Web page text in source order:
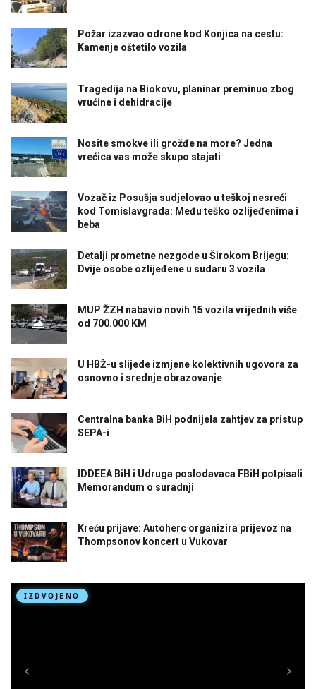
Požar izazvao odrone kod Konjica na cestu:
Kamenje oštetilo vozila
Tragedija na Biokovu, planinar preminuo zbog
vrućine i dehidracije
Nosite smokve ili grožđe na more? Jedna
vrećica vas može skupo stajati
Vozač iz Posušja sudjelovao u teškoj nesreći
kod Tomislavgrada: Među teško ozlijeđenima i
beba
Detalji prometne nezgode u Širokom Brijegu:
Dvije osobe ozlijeđene u sudaru 3 vozila
MUP ŽZH nabavio novih 15 vozila vrijednih više
od 700.000 KM
U HBŽ-u slijede izmjene kolektivnih ugovora za
osnovno i srednje obrazovanje
Centralna banka BiH podnijela zahtjev za pristup
SEPA-i
IDDEEA BiH i Udruga poslodavaca FBiH potpisali
Memorandum o suradnji
Kreću prijave: Autoherc organizira prijevoz na
Thompsonov koncert u Vukovar